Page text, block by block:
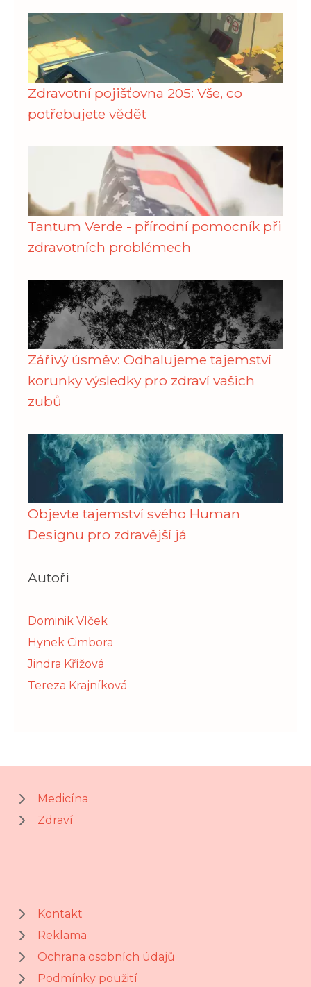
Zdravotní pojišťovna 205: Vše, co
potřebujete vědět
Tantum Verde - přírodní pomocník při
zdravotních problémech
Zářivý úsměv: Odhalujeme tajemství
korunky výsledky pro zdraví vašich
zubů
Objevte tajemství svého Human
Designu pro zdravější já
Autoři
Dominik Vlček
Hynek Cimbora
Jindra Křížová
Tereza Krajníková
Medicína
Zdraví
Kontakt
Reklama
Ochrana osobních údajů
Podmínky použití